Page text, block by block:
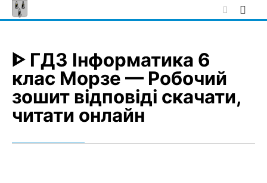
Skip
to
ᐈ ГДЗ Інформатика 6
клас Морзе — Робочий
зошит відповіді скачати,
читати онлайн